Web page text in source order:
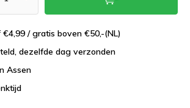
/ gratis boven €50,-(NL)
dezelfde dag verzonden
Assen